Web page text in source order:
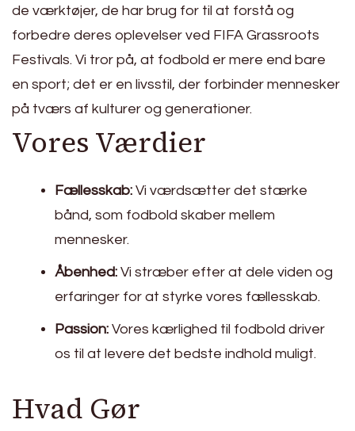
de værktøjer, de har brug for til at forstå og
forbedre deres oplevelser ved FIFA Grassroots
Festivals. Vi tror på, at fodbold er mere end bare
en sport; det er en livsstil, der forbinder mennesker
på tværs af kulturer og generationer.
Vores Værdier
Fællesskab: Vi værdsætter det stærke
bånd, som fodbold skaber mellem
mennesker.
Åbenhed: Vi stræber efter at dele viden og
erfaringer for at styrke vores fællesskab.
Passion: Vores kærlighed til fodbold driver
os til at levere det bedste indhold muligt.
Hvad Gør